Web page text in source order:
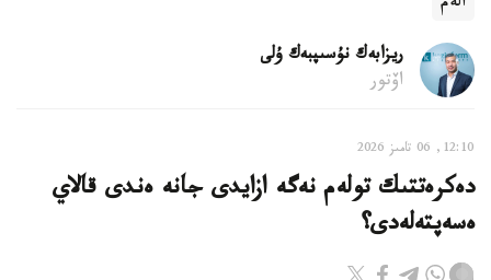
ريزابەك نۇسىپبەك ۇلى
اۆتور
12:10, 06 تامىز 2026
دەكرەتتىك تولەم نەگە ازايدى جانە ەندى قالاي
ەسەپتەلەدى؟